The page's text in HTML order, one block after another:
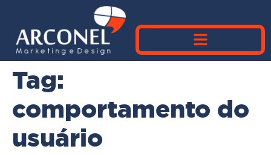
Tag:
comportamento do
usuário